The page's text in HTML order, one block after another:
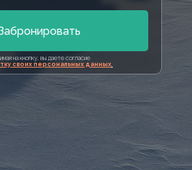
на кнопку, вы даете согласие
своих персональных данных.